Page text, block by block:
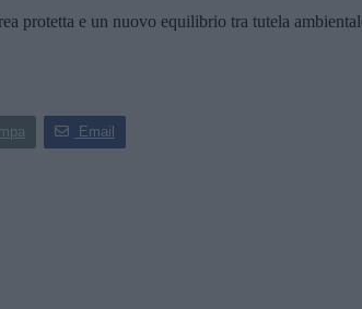
protetta e un nuovo equilibrio tra tutela
Email